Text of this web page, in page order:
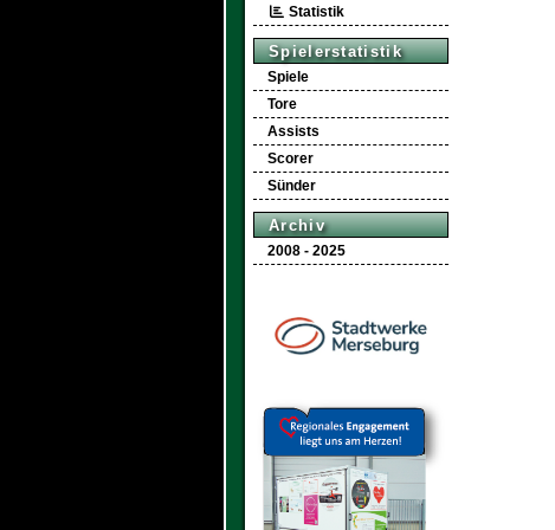
Statistik
Spielerstatistik
Spiele
Tore
Assists
Scorer
Sünder
Archiv
2008 - 2025